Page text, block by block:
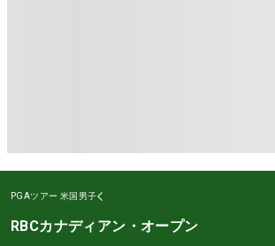
PGAツアー 米国男子
RBCカナディアン・オープン